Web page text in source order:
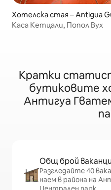
Хотелска стая – Antigua
Каса Кетцали, Попол Вух
Кратки
бутиковите
Антигуа
Общ брой
Разгледайте 40
наем в района на